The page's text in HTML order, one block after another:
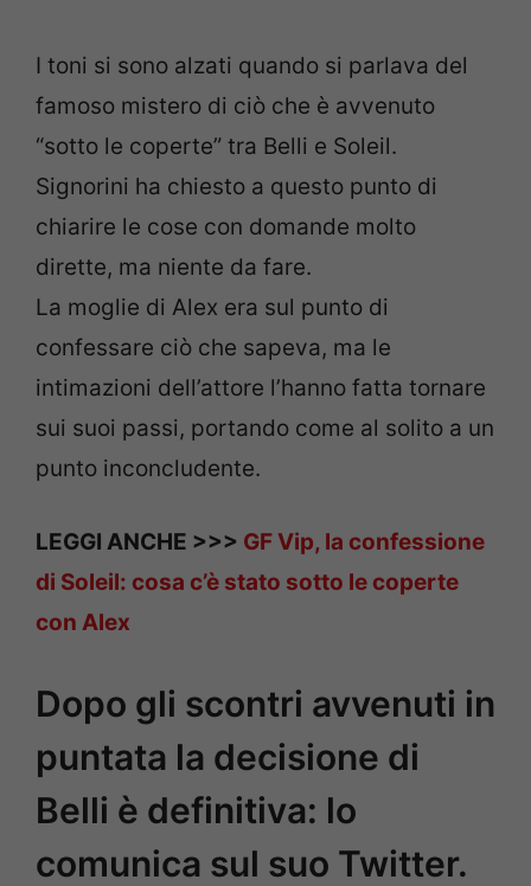
I toni si sono alzati quando si parlava del
famoso mistero di ciò che è avvenuto
“sotto le coperte” tra Belli e Soleil.
Signorini ha chiesto a questo punto di
chiarire le cose con domande molto
dirette, ma niente da fare.
La moglie di Alex era sul punto di
confessare ciò che sapeva, ma le
intimazioni dell’attore l’hanno fatta tornare
sui suoi passi, portando come al solito a un
punto inconcludente.
LEGGI ANCHE >>> GF Vip, la confessione
di Soleil: cosa c’è stato sotto le coperte
con Alex
Dopo gli scontri avvenuti in
puntata la decisione di
Belli è definitiva: lo
comunica sul suo Twitter.